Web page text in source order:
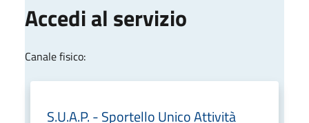
Accedi al servizio
Canale fisico:
S.U.A.P. - Sportello Unico Attività